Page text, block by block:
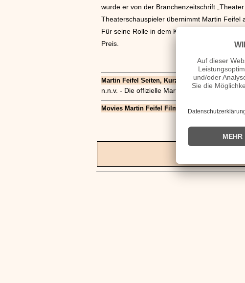
wurde er von der Branchenzeitschrift
Theaterschauspieler übernimmt Martin Feifel
Für seine Rolle in dem Kriminalfilm
Preis.
Martin Feifel Seiten, Kurzbio, Familie,
n.n.v. - Die offizielle Martin Feifel Homepage
Movies Martin Feifel Filme